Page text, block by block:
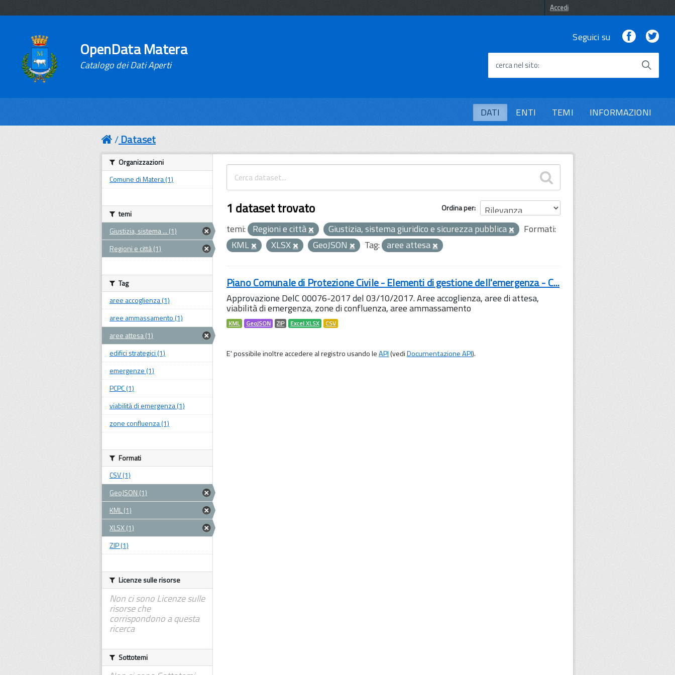
Accedi
OpenData Matera
Catalogo dei Dati Aperti
Seguici su Facebook
cerca nel sito
DATI ENTI TEMI INFORMAZIONI
Dataset
Ordina per
1 dataset trovato
temi: Regioni e città Giustizia, sistema giuridico e sicurezza pubblica
Formati:
KML
XLSX GeoJSON Tag: aree attesa
Piano Comunale di Protezione Civile - Elementi di gestione dell'emergenza - C...
Approvazione DelC 00076-2017 del 03/10/2017. Aree accoglienza, aree di attesa,
viabilità di emergenza, zone di confluenza, aree ammassamento
KML GeoJSON ZIP Excel XLSX CSV
E' possibile inoltre accedere al registro usando leAPI(vediDocumentazione API).
Organizzazioni
Comune di Matera (1)
temi
Giustizia, sistema ... (1)
Regioni e città (1)
Tag
aree accoglienza (1)
aree ammassamento (1)
aree attesa (1)
edifici strategici (1)
emergenze (1)
PCPC (1)
viabilità di emergenza (1)
zone confluenza (1)
Formati
CSV (1)
GeoJSON (1)
KML (1)
XLSX (1)
ZIP (1)
Licenze sulle risorse
Non ci sono Licenze sulle
risorse che
corrispondono a questa
ricerca
Sottotemi